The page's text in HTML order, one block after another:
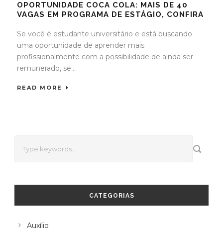
OPORTUNIDADE COCA COLA: MAIS DE 40
VAGAS EM PROGRAMA DE ESTÁGIO, CONFIRA
Se você é estudante universitário e está buscando
uma oportunidade de aprender mais
profissionalmente com a possibilidade de ainda ser
remunerado, se...
READ MORE
CATEGORIAS
Auxílio